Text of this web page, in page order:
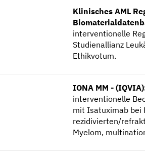
Klinisches AML
interventionelle
Studienallianz
Ethikvotum.
IONA MM -
interventionelle
mit Isatuximab bei
rezidivierten/
Myelom,